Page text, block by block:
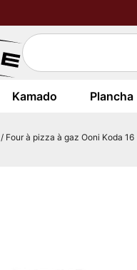
Kamado Plancha
/ Four à pizza à gaz Ooni Koda 16